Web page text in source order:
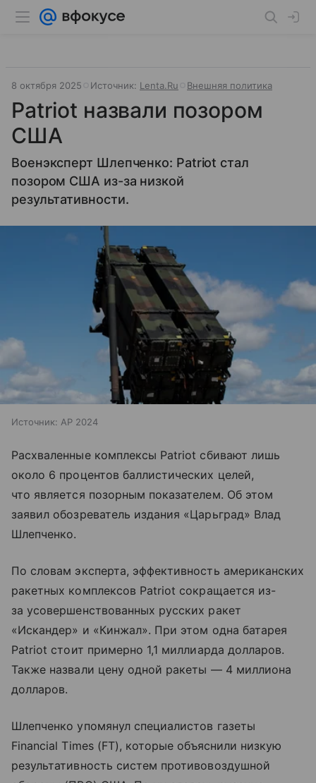
8 октября 2025 Источник: Lenta.Ru Внешняя политика
Patriot назвали позором
США
Военэксперт Шлепченко: Patriot стал
позором США из-за низкой
результативности.
Источник: AP 2024
Расхваленные комплексы Patriot сбивают лишь
около 6 процентов баллистических целей,
что является позорным показателем. Об этом
заявил обозреватель издания «Царьград» Влад
Шлепченко.
По словам эксперта, эффективность американских
ракетных комплексов Patriot сокращается из-
за усовершенствованных русских ракет
«Искандер» и «Кинжал». При этом одна батарея
Patriot стоит примерно 1,1 миллиарда долларов.
Также назвали цену одной ракеты — 4 миллиона
долларов.
Шлепченко упомянул специалистов газеты
Financial Times (FT), которые объяснили низкую
результативность систем противовоздушной